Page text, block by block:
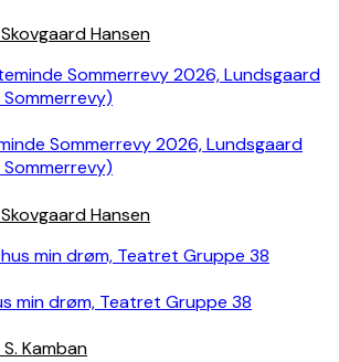
Hansen
Sommerrevy 2026, Lundsgaard
Hansen
min drøm, Teatret Gruppe 38
Kamban